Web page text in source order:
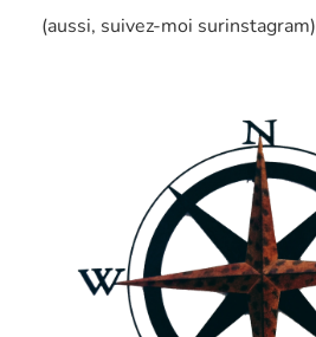
(aussi, suivez-moi surinstagram)